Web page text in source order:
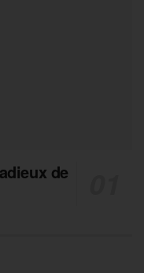
de